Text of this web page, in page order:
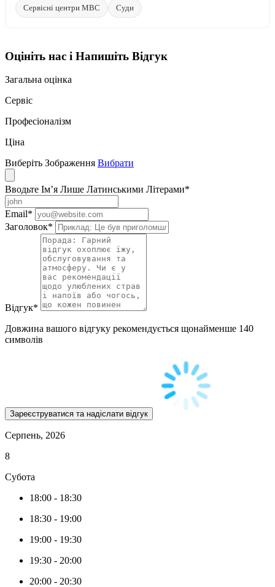
Сервісні центри МВС Суди
Оцініть нас і Напишіть Відгук
Загальна оцінка
Сервіс
Професіоналізм
Ціна
Виберіть Зображення Вибрати
Вводьте Ім’я Лише Латинськими Літерами*
Email*
Заголовок*
Відгук*
Довжина вашого відгуку рекомендується щонайменше 140
символів
Серпень, 2026
8
Субота
18:00 - 18:30
18:30 - 19:00
19:00 - 19:30
19:30 - 20:00
20:00 - 20:30